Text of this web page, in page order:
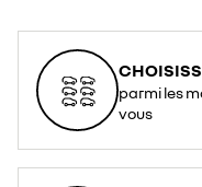
parmi les
vous